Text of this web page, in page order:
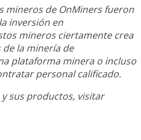
mineros de OnMiners fueron
inversión en
mineros ciertamente crea
la minería de
plataforma minera o incluso
personal calificado.
sus productos, visitar